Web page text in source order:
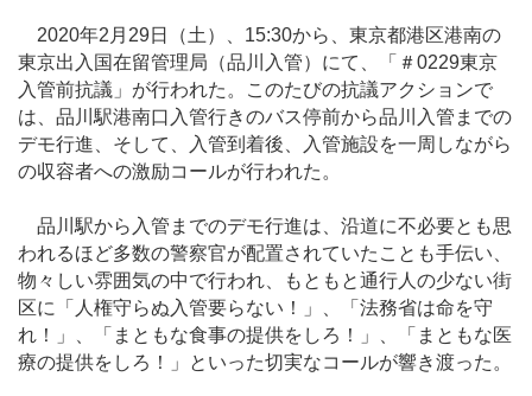
2020年2月29日（土）、15:30から、東京都港区港南の
東京出入国在留管理局（品川入管）にて、「＃0229東京
入管前抗議」が行われた。このたびの抗議アクションで
は、品川駅港南口入管行きのバス停前から品川入管までの
デモ行進、そして、入管到着後、入管施設を一周しながら
の収容者への激励コールが行われた。
品川駅から入管までのデモ行進は、沿道に不必要とも思
われるほど多数の警察官が配置されていたことも手伝い、
物々しい雰囲気の中で行われ、もともと通行人の少ない街
区に「人権守らぬ入管要らない！」、「法務省は命を守
れ！」、「まともな食事の提供をしろ！」、「まともな医
療の提供をしろ！」といった切実なコールが響き渡った。